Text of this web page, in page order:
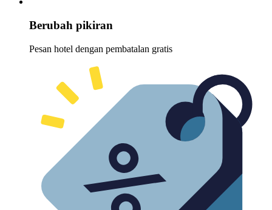
Berubah pikiran
Pesan hotel dengan pembatalan gratis